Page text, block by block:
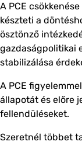
A PCE
készteti a
ösztönző
gazdaságpolitikai
stabilizálása
A PCE
állapotát és előre
fellendüléseket.
Szeretnél többet